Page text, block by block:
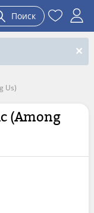
Поиск
Us)
(Among